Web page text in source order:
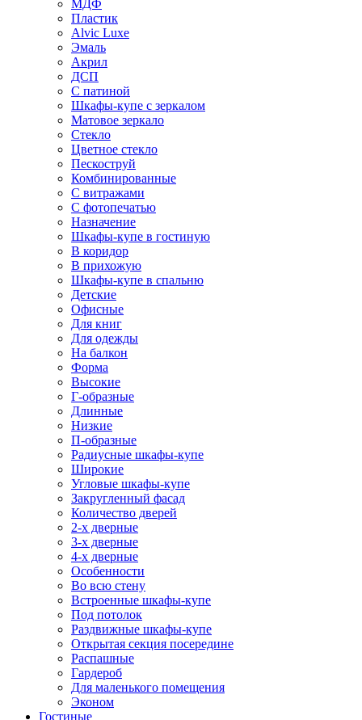
МДФ
Пластик
Alvic Luxe
Эмаль
Акрил
ДСП
С патиной
Шкафы-купе с зеркалом
Матовое зеркало
Стекло
Цветное стекло
Пескоструй
Комбинированные
С витражами
С фотопечатью
Назначение
Шкафы-купе в гостиную
В коридор
В прихожую
Шкафы-купе в спальню
Детские
Офисные
Для книг
Для одежды
На балкон
Форма
Высокие
Г-образные
Длинные
Низкие
П-образные
Радиусные шкафы-купе
Широкие
Угловые шкафы-купе
Закругленный фасад
Количество дверей
2-х дверные
3-х дверные
4-х дверные
Особенности
Во всю стену
Встроенные шкафы-купе
Под потолок
Раздвижные шкафы-купе
Открытая секция посередине
Распашные
Гардероб
Для маленького помещения
Эконом
Гостиные